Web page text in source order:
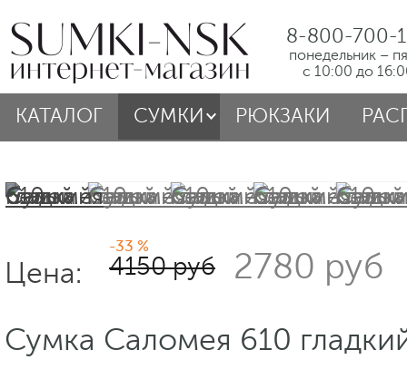
8-800-700-
понедельник –
с 10:00 до
КАТАЛОГ СУМКИ РЮКЗАКИ
Цена:
-33 %
4150 руб 2780 руб
Сумка Саломея 610